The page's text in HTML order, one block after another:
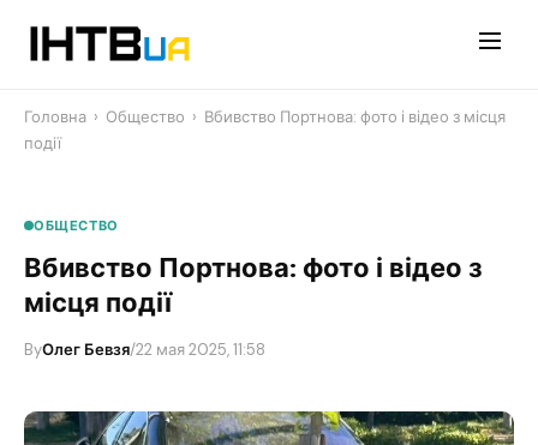
Головна › Общество › Вбивство Портнова: фото і відео з місця
події
ОБЩЕСТВО
Вбивство Портнова: фото і відео з
місця події
ByОлег Бевзя/22 мая 2025, 11:58